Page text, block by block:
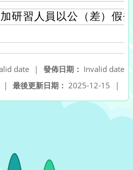
研習人員以公（差）假
發佈日期： Invalid date
date
|
最後更新日期： 2025-12-15 |
|